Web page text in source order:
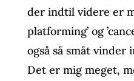
der indtil videre er
platforming’ og
også så småt vinder
Det er mig meget,